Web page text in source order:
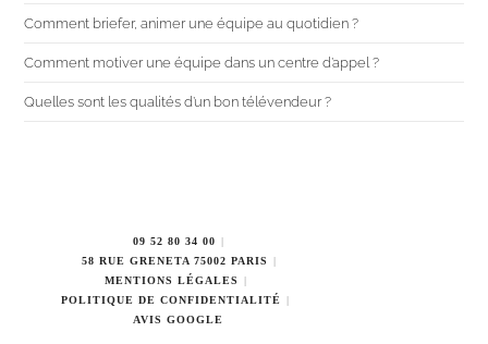
Comment briefer, animer une équipe au quotidien ?
Comment motiver une équipe dans un centre d’appel ?
Quelles sont les qualités d’un bon télévendeur ?
09 52 80 34 00
58 RUE GRENETA 75002 PARIS
MENTIONS LÉGALES
POLITIQUE DE CONFIDENTIALITÉ
AVIS GOOGLE